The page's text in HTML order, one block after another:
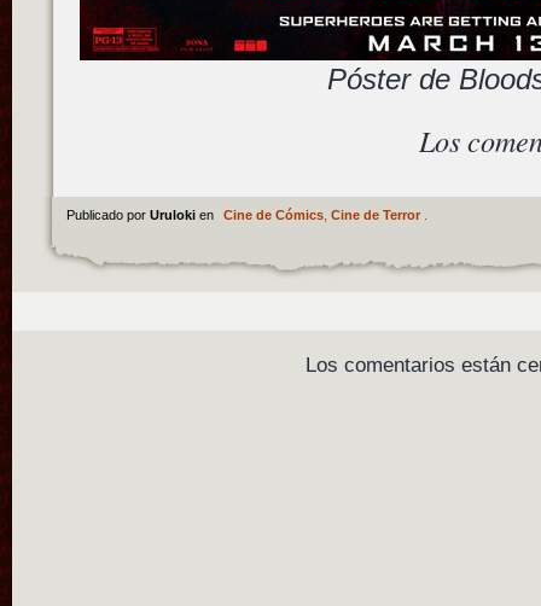
Póster de
Los
Publicado por Uruloki en Cine de Cómics, Cine de Terror.
Los comentarios están